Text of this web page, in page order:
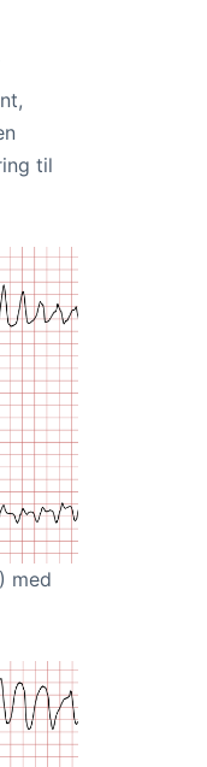
til
med